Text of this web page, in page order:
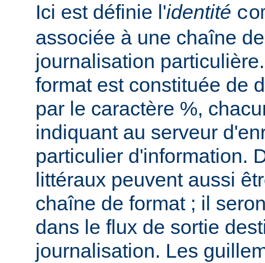
Ici est définie l'identité
associée à une chaîne
journalisation
format est constituée de
par le caractère %,
indiquant au serveur
particulier d'information.
littéraux peuvent aussi
chaîne de format ; il
dans le flux de sortie
journalisation. Les